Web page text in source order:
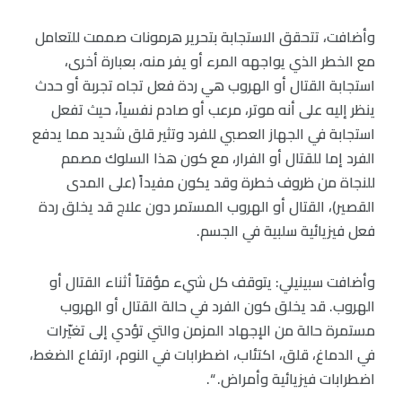
وأضافت، تتحقق الاستجابة بتحرير هرمونات صممت للتعامل
مع الخطر الذي يواجهه المرء أو يفر منه، بعبارة أخرى،
استجابة القتال أو الهروب هي ردة فعل تجاه تجربة أو حدث
ينظر إليه على أنه موتر، مرعب أو صادم نفسياً، حيث تفعل
استجابة في الجهاز العصبي للفرد وتثير قلق شديد مما يدفع
الفرد إما للقتال أو الفرار، مع كون هذا السلوك مصمم
للنجاة من ظروف خطرة وقد يكون مفيداً (على المدى
القصير)، القتال أو الهروب المستمر دون علاج قد يخلق ردة
فعل فيزيائية سلبية في الجسم.
وأضافت سبينيلي: يتوقف كل شيء مؤقتاً أثناء القتال أو
الهروب. قد يخلق كون الفرد في حالة القتال أو الهروب
مستمرة حالة من الإجهاد المزمن والتي تؤدي إلى تغيّرات
في الدماغ، قلق، اكتئاب، اضطرابات في النوم، ارتفاع الضغط،
اضطرابات فيزيائية وأمراض. “.